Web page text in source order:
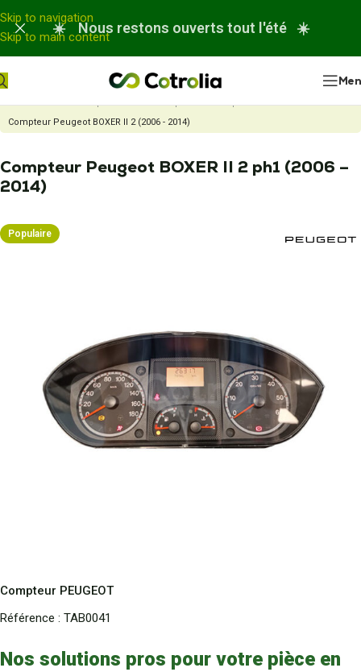
Panneau de gestion des cookies
Skip to navigation
Skip to main content
☀️ Nous restons ouverts tout l'été ☀️
Accueil Nos réparations
Réparation compteur automobile
Compteur Peugeot BOXER II 2 (2006 - 2014)
Compteur Peugeot BOXER II 2 ph1 (2006 –
2014)
Populaire
Compteur PEUGEOT
Référence : TAB0041
Nos solutions pros pour votre pièce en